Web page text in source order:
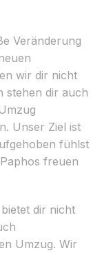
Veränderung
wir dir nicht
stehen dir auch
Unser Ziel ist
fühlst
freuen
bietet dir nicht
Umzug. Wir